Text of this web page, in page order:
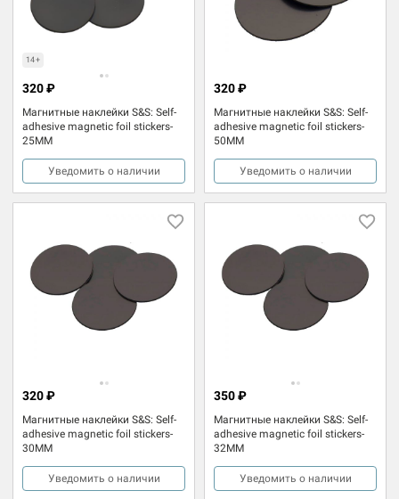
14+
Магнитные наклейки S&S: Self-
adhesive magnetic foil stickers-
25MM
320 ₽
Уведомить о наличии
Магнитные наклейки S&S: Self-
adhesive magnetic foil stickers-
50MM
320 ₽
Уведомить о наличии
Магнитные наклейки S&S: Self-
adhesive magnetic foil stickers-
30MM
320 ₽
Уведомить о наличии
Магнитные наклейки S&S: Self-
adhesive magnetic foil stickers-
32MM
350 ₽
Уведомить о наличии